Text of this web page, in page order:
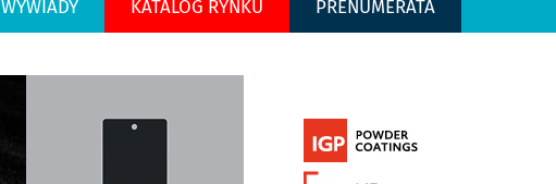
WYWIADY KATALOG RYNKU PRENUMERATA